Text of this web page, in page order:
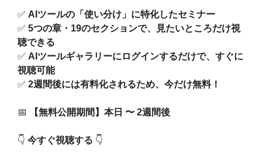
✅ AIツールの「使い分け」に特化したセミナー
✅ 5つの章・19のセクションで、見たいところだけ視
聴できる
✅ AIツールギャラリーにログインするだけで、すぐに
視聴可能
✅ 2週間後には有料化されるため、今だけ無料！
📅 【無料公開期間】本日 〜 2週間後
👇 今すぐ視聴する 👇